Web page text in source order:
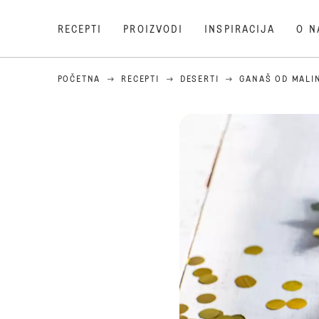
RECEPTI PROIZVODI INSPIRACIJA O
POČETNA RECEPTI DESERTI GANAŠ OD